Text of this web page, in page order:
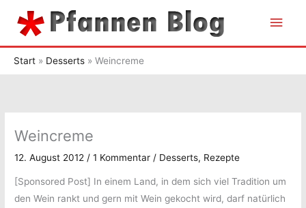
Inhalt
Start Desserts Weincreme
Weincreme
12. August 2012 /1 Kommentar / Desserts, Rezepte
[Sponsored Post] In einem Land, in dem sich viel Tradition um
den Wein rankt und gern mit Wein gekocht wird, darf natürlich